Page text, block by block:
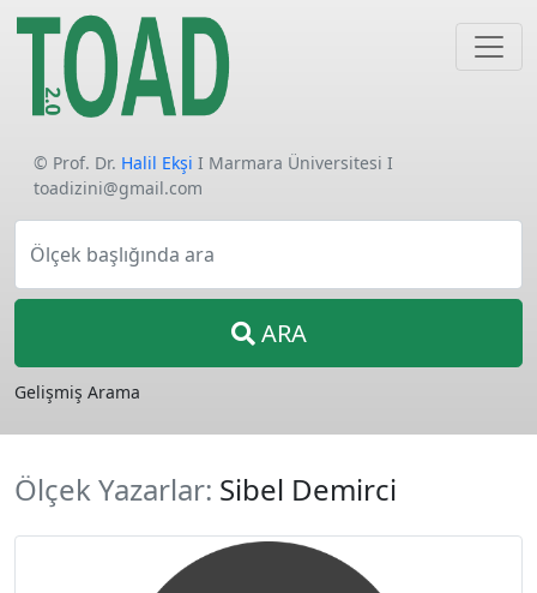
© Prof. Dr. Halil Ekşi I Marmara Üniversitesi I
toadizini@gmail.com
Ölçek başlığında ara
ARA
Gelişmiş Arama
Ölçek Yazarlar: Sibel Demirci